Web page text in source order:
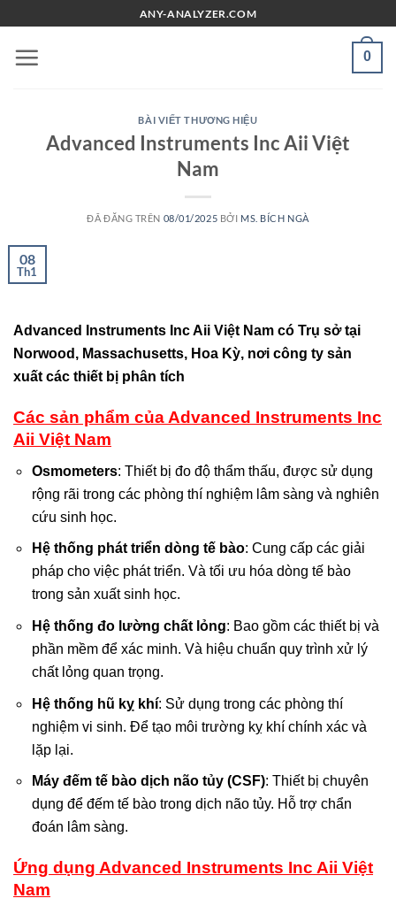
đến
nội
ANY-ANALYZER.COM
0
BÀI VIẾT THƯƠNG HIỆU
Advanced Instruments Inc Aii Việt
Nam
ĐÃ ĐĂNG TRÊN 08/01/2025 BỞI MS. BÍCH NGÀ
08
Th1
Advanced Instruments Inc Aii Việt Nam có Trụ sở tại
Norwood, Massachusetts, Hoa Kỳ, nơi công ty sản
xuất các thiết bị phân tích
Các sản phẩm của Advanced Instruments Inc
Aii Việt Nam
Osmometers: Thiết bị đo độ thẩm thấu, được sử dụng
rộng rãi trong các phòng thí nghiệm lâm sàng và nghiên
cứu sinh học.
Hệ thống phát triển dòng tế bào: Cung cấp các giải
pháp cho việc phát triển. Và tối ưu hóa dòng tế bào
trong sản xuất sinh học.
Hệ thống đo lường chất lỏng: Bao gồm các thiết bị và
phần mềm để xác minh. Và hiệu chuẩn quy trình xử lý
chất lỏng quan trọng.
Hệ thống hũ kỵ khí: Sử dụng trong các phòng thí
nghiệm vi sinh. Để tạo môi trường kỵ khí chính xác và
lặp lại.
Máy đếm tế bào dịch não tủy (CSF): Thiết bị chuyên
dụng để đếm tế bào trong dịch não tủy. Hỗ trợ chẩn
đoán lâm sàng.
Ứng dụng Advanced Instruments Inc Aii Việt
Nam